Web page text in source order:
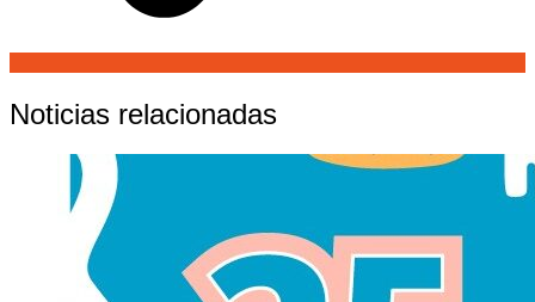
Noticias relacionadas